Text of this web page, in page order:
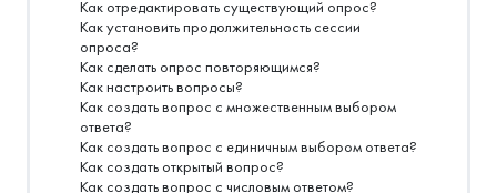
Как отредактировать существующий опрос?
Как установить продолжительность сессии
опроса?
Как сделать опрос повторяющимся?
Как настроить вопросы?
Как создать вопрос с множественным выбором
ответа?
Как создать вопрос с единичным выбором ответа?
Как создать открытый вопрос?
Как создать вопрос с числовым ответом?